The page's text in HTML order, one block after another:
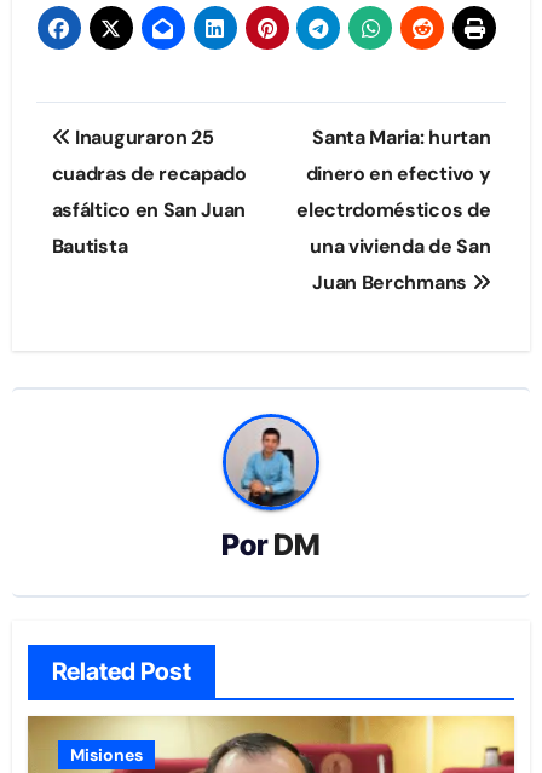
Navegación
de
entradas
Inauguraron 25
cuadras de recapado
asfáltico en San Juan
Bautista
Santa Maria: hurtan
dinero en efectivo y
electrdomésticos de
una vivienda de San
Juan Berchmans
PorDM
Related Post
Misiones